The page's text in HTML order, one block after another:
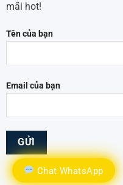
Chat WhatsApp
mãi hot!
Tên của bạn
Email của bạn